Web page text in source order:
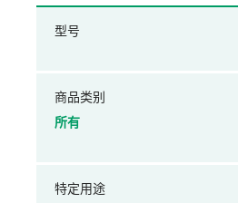
型号
商品类别
所有
特定用途